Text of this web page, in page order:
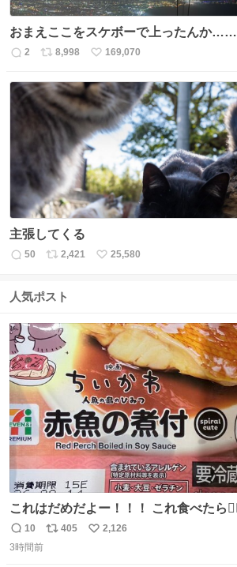
おまえここをスケボーで上ったんか……
返
数
2
リ
ス
ト
数
8,998
い
ね
数
169,070
主張してくる
返
数
50
リ
ス
数
2,421
い
25,580
人気ポスト
これはだめだよー！！！ これ食べたら🧜‍♀️ 檻に入れられ
返
信
10
リ
405
い
2,126
3時間前